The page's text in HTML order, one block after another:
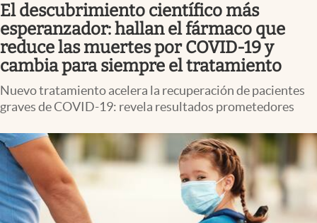
El descubrimiento científico más
esperanzador: hallan el fármaco que
reduce las muertes por COVID-19 y
cambia para siempre el tratamiento
Nuevo tratamiento acelera la recuperación de pacientes
graves de COVID-19: revela resultados prometedores